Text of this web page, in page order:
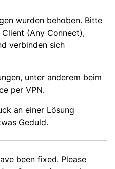
wurden behoben. Bitte
(Any Connect),
verbinden sich
unter anderem beim
per VPN.
an einer Lösung
Geduld.
been fixed. Please